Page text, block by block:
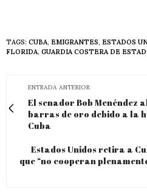
TAGS: CUBA, EMIGRANTES, ESTADOS
FLORIDA, GUARDIA COSTERA DE
ENTRADA ANTERIOR
El senador Bob Menéndez
barras de oro debido a la
Cuba
Estados Unidos retira a
que “no cooperan